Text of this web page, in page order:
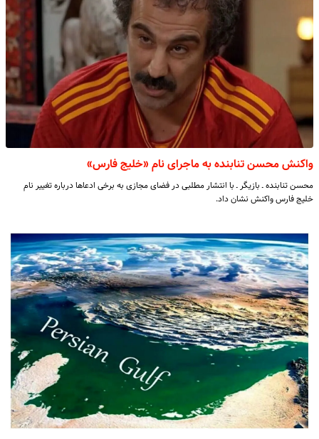
واکنش محسن تنابنده به ماجرای نام «خلیج‌ فارس»
محسن تنابنده ـ بازیگر ـ با انتشار مطلبی در فضای مجازی به برخی ادعاها درباره تغییر نام
خلیج فارس واکنش نشان داد.